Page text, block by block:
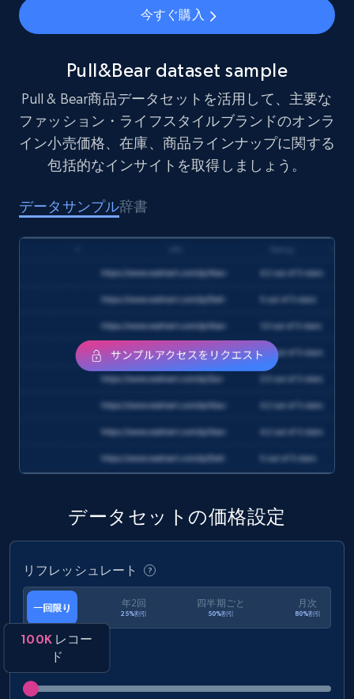
Amazon products search
price, Currency, Sold, and more.
eCommerce
1.6K+
Rating, Reviews count, Initial price, Discount,
eCommerce
175+ 今すぐ購入
Amazon Walmart
amazon, Description amazon, Initial price
amazon, Currency amazon, Availability amazon,
and more.
eCommerce
132+ 今すぐ購入
今すぐ購入
Pull&Bear dataset sample
Pull & Bear商品データセットを活用して、主要な
ファッション・ライフスタイルブランドのオンラ
イン小売価格、在庫、商品ラインナップに関する
包括的なインサイトを取得しましょう。
データサンプル辞書
データセットの価格設定
リフレッシュレート
一回限り 年2回
25%割引
四半期ごと
50%割引
月次
80%割引
100Kレコー
ド